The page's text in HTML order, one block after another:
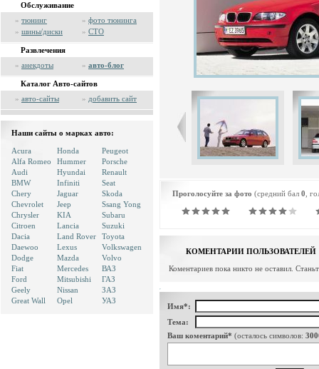
Обслуживание
» тюнинг » фото тюнинга
» шины/диски » СТО
Развлечения
» анекдоты » авто-блог
Каталог Авто-сайтов
» авто-сайты » добавить сайт
Наши сайты о марках авто:
Acura
Alfa Romeo
Audi
BMW
Chery
Chevrolet
Chrysler
Citroen
Dacia
Daewoo
Dodge
Fiat
Ford
Geely
Great Wall
Honda
Hummer
Hyundai
Infiniti
Jaguar
Jeep
KIA
Lancia
Land Rover
Lexus
Mazda
Mercedes
Mitsubishi
Nissan
Opel
Peugeot
Porsche
Renault
Seat
Skoda
Ssang Yong
Subaru
Suzuki
Toyota
Volkswagen
Volvo
ВАЗ
ГАЗ
ЗАЗ
УАЗ
Проголосуйте за фото (средний бал 0 ,
КОМЕНТАРИИ ПОЛЬЗОВАТЕЛЕЙ
Коментариев пока никто не оставил.
Имя*:
Тема:
Ваш коментарий* (осталось символов: